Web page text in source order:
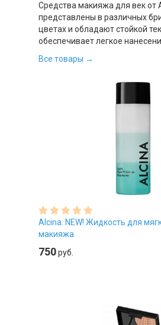
Средства макияжа для век от
представлены в различных
цветах и обладают стойкой
обеспечивает легкое
Все товары →
Alcina. NEW! Жидкость для
макияжа
750руб.